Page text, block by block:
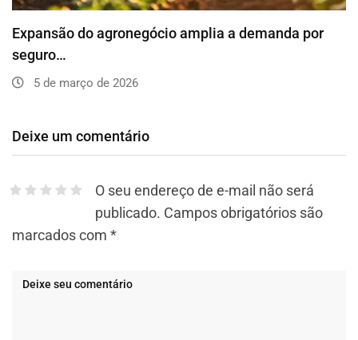
Expansão do agronegócio amplia a demanda por
seguro…
5 de março de 2026
Deixe um comentário
O seu endereço de e-mail não será
publicado. Campos obrigatórios são
marcados com *